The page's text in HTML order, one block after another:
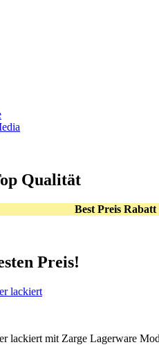
Qualität
Best Preis
Preis!
lackiert
lackiert mit Zarge Lagerware